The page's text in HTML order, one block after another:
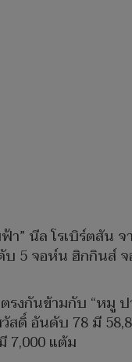
นีล โรเบิร์ตสัน จ
บ 5 จอห์น ฮิกกินส์
รงกันข้ามกับ “หมู
สดิ์ อันดับ 78 มี
7,000 แต้ม